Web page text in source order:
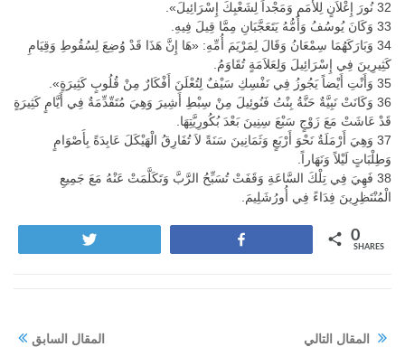
32 نُورَ إِعْلاَنٍ لِلأُمَمِ وَمَجْداً لِشَعْبِكَ إِسْرَائِيلَ».
33 وَكَانَ يُوسُفُ وَأُمُّهُ يَتَعَجَّبَانِ مِمَّا قِيلَ فِيهِ.
34 وَبَارَكَهُمَا سِمْعَانُ وَقَالَ لِمَرْيَمَ أُمِّهِ: «هَا إِنَّ هَذَا قَدْ وُضِعَ لِسُقُوطِ وَقِيَامِ
كَثِيرِينَ فِي إِسْرَائِيلَ وَلِعَلاَمَةٍ تُقَاوَمُ.
35 وَأَنْتِ أَيْضاً يَجُوزُ فِي نَفْسِكِ سَيْفٌ لِتُعْلَنَ أَفْكَارٌ مِنْ قُلُوبٍ كَثِيرَةٍ».
36 وَكَانَتْ نَبِيَّةٌ حَنَّةُ بِنْتُ فَنُوئِيلَ مِنْ سِبْطِ أَشِيرَ وَهِيَ مُتَقّدِّمَةٌ فِي أَيَّامٍ كَثِيرَةٍ
قَدْ عَاشَتْ مَعَ زَوْجٍ سَبْعَ سِنِينَ بَعْدَ بُكُورِيَّتِهَا.
37 وَهِيَ أَرْمَلَةٌ نَحْوَ أَرْبَعٍ وَثَمَانِينَ سَنَةً لاَ تُفَارِقُ الْهَيْكَلَ عَابِدَةً بِأَصْوَامٍ
وَطِلْبَاتٍ لَيْلاً وَنَهَاراً.
38 فَهِيَ فِي تِلْكَ السَّاعَةِ وَقَفَتْ تُسَبِّحُ الرَّبَّ وَتَكَلَّمَتْ عَنْهُ مَعَ جَمِيعِ
الْمُنْتَظِرِينَ فِدَاءً فِي أُورُشَلِيمَ.
0
SHARES
المقال السابق المقال التالي